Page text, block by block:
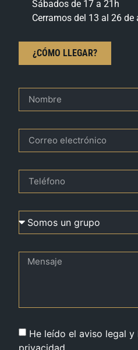
Sábados de 17 a 21h
Cerramos del 13 al 26 de
¿CÓMO LLEGAR?
He leído el aviso legal
privacidad